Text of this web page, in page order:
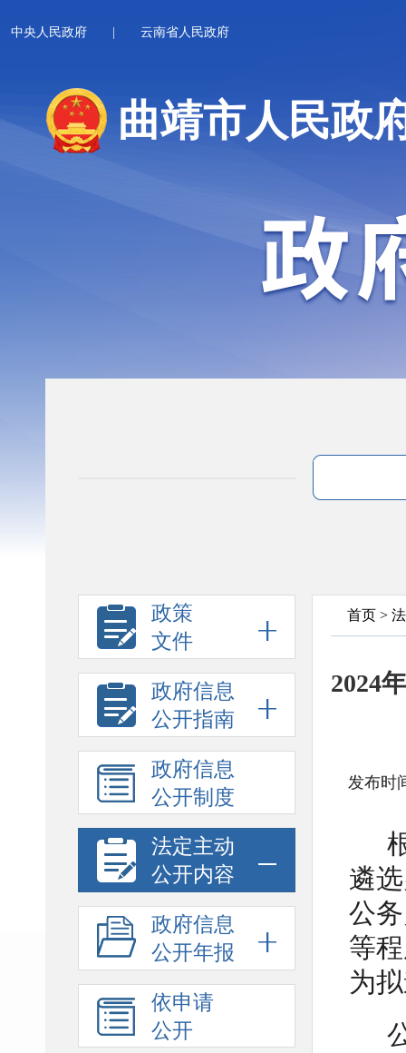
中央人民政府 云南省人民政府
曲靖市人民政
政策
文件
政府信息
公开指南
政府信息
公开制度
法定主动
公开内容
政府信息
公开年报
依申请
公开
首页 >
2024
发布时
遴
公
等
为